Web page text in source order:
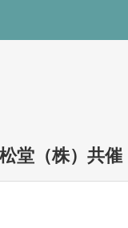
堂（株）共催